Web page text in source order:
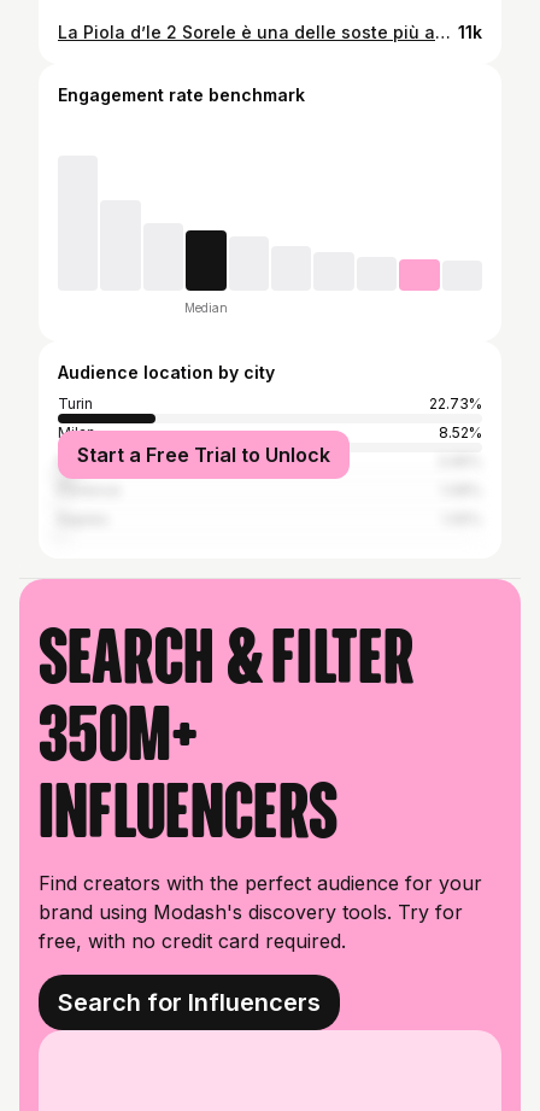
La Piola d’le 2 Sorele è una delle soste più autenticamente popolari di Torino, proprio un posto per operai, impiegati, dipendenti dell’area industriale in cui si trova, lavoratori in genere (ma possono venire anche pensionati, famiglie, amici e perdigiorno come me, sia chiaro!). Sta in periferia nord-est, dopo la “curva delle cento lire”, all’incrocio tra il Po e lo Stura, e dà da mangiare a tutti, a 12 euro: tanta scelta, porzioni pantagrueliche, piatti anche fuori dal consueto (le lumache, le rane…). Tutto pronto, eh, tutto basico, ma è come una mensa molto allegra e si vede che ci tengono, perché nonostante la calca sono gentili, i piatti fatti con affetto, l’atmosfera caciarona. Era tanto che mancavo, mi sono divertito. Raccomandazione: arrivate fuori dall’ora di punta, che c’è la coda (immagino anche in menu, talvolta). 📹 by @tobevents & @iam_elisandreoli #postidelcuore #torinofood #mangiareatorino #trattoria #piola #lapioladleduesörele 11k
Engagement rate benchmark
Median
Audience location by city
Turin
22.73%
Milan
8.52%
Rome
Start a Free Trial to Unlock
Search & filter
350M+
influencers
Find creators with the perfect audience for your
brand using Modash's discovery tools. Try for
free, with no credit card required.
Search for Influencers